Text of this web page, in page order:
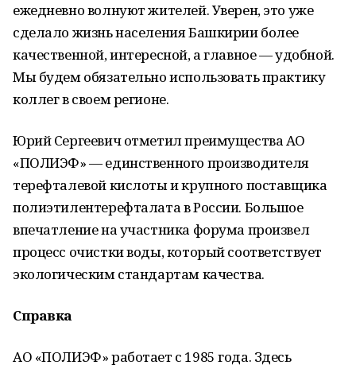
ежедневно волнуют жителей. Уверен, это уже
сделало жизнь населения Башкирии более
качественной, интересной, а главное — удобной.
Мы будем обязательно использовать практику
коллег в своем регионе.
Юрий Сергеевич отметил преимущества АО
«ПОЛИЭФ» — единственного производителя
терефталевой кислоты и крупного поставщика
полиэтилентерефталата в России. Большое
впечатление на участника форума произвел
процесс очистки воды, который соответствует
экологическим стандартам качества.
Справка
АО «ПОЛИЭФ» работает с 1985 года. Здесь